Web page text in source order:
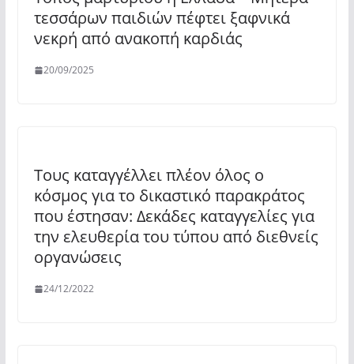
τεσσάρων παιδιών πέφτει ξαφνικά
νεκρή από ανακοπή καρδιάς
20/09/2025
Τους καταγγέλλει πλέον όλος ο
κόσμος για το δικαστικό παρακράτος
που έστησαν: Δεκάδες καταγγελίες για
την ελευθερία του τύπου από διεθνείς
οργανώσεις
24/12/2022